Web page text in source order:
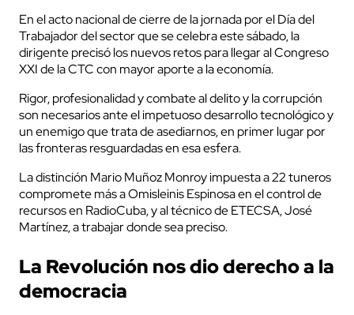
En el acto nacional de cierre de la jornada por el Día del
Trabajador del sector que se celebra este sábado, la
dirigente precisó los nuevos retos para llegar al Congreso
XXI de la CTC con mayor aporte a la economía.
Rigor, profesionalidad y combate al delito y la corrupción
son necesarios ante el impetuoso desarrollo tecnológico y
un enemigo que trata de asediarnos, en primer lugar por
las fronteras resguardadas en esa esfera.
La distinción Mario Muñoz Monroy impuesta a 22 tuneros
compromete más a Omisleinis Espinosa en el control de
recursos en RadioCuba, y al técnico de ETECSA, José
Martínez, a trabajar donde sea preciso.
La Revolución nos dio derecho a la
democracia